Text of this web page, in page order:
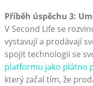
Příběh úspěchu 3:
V Second Life se
vystavují a prodávají
spojit technologii se
platformu jako plátno
který začal tím, že